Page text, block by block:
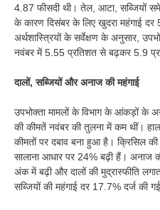
4.87 फीसदी थी। तेल, आटा, सब्जियों
के कारण दिसंबर के लिए खुदरा महंगाई
अर्थशास्त्रियों के सर्वेक्षण के अनुसार,
नवंबर में 5.55 प्रतिशत से बढ़कर 5.9
दालों, सब्जियों और अनाज की महंगाई
उपभोक्ता मामलों के विभाग के आंकड़ों के
की कीमतें नवंबर की तुलना में कम थीं।
कीमतों पर दबाव बना हुआ है। क्रिसिल की
सालाना आधार पर 24% बढ़ी हैं। अनाज
अंक में बढ़ी और दालों की मुद्रास्फीति
सब्जियों की महंगाई दर 17.7% दर्ज की